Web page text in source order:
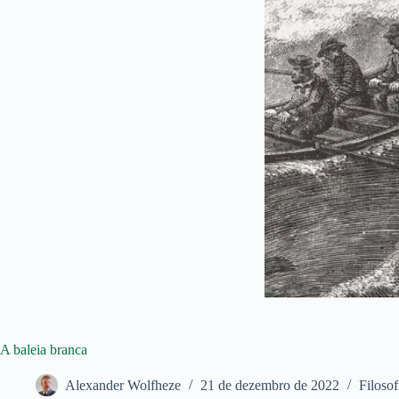
A baleia branca
Alexander Wolfheze 21 de dezembro de 2022